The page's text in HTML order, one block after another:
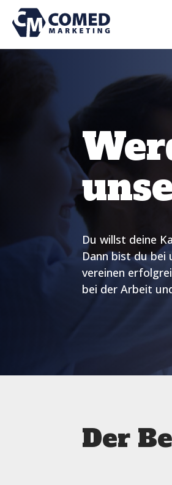
Du willst deine
Dann bist du bei
vereinen
bei der Arbeit
Team. Bei uns
Teamplayer
Der